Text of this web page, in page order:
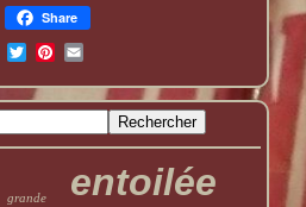
Share
grande entoilée